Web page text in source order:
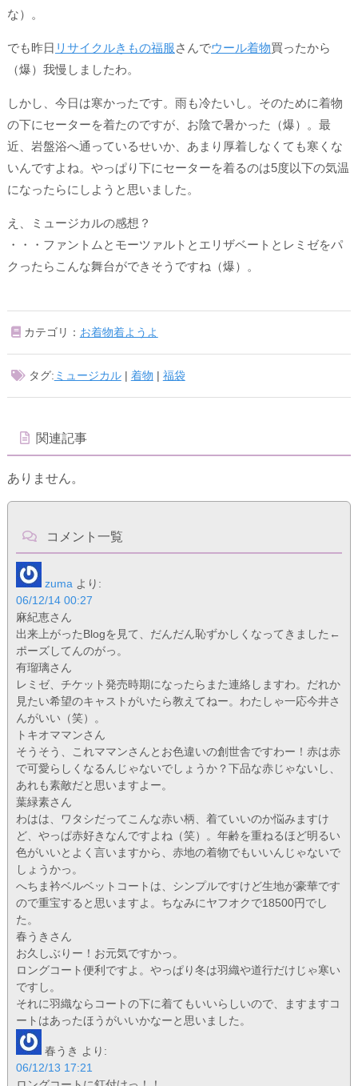
な）。
でも昨日 リサイクルきもの福服さんでウール着物買ったから
（爆）我慢しましたわ。
しかし、今日は寒かったです。雨も冷たいし。そのために着物
の下にセーターを着たのですが、お陰で暑かった（爆）
。最
近、岩盤浴へ通っているせいか、あまり厚着しなくても寒くな
いんですよね。やっぱり下にセーターを着るのは5度以下の気温
になったらにしようと思いました。
え、ミュージカルの感想？
・・・ファントムとモーツァルトとエリザベートとレミゼをパ
クったらこんな舞台ができそうですね（爆）。
カテゴリ： お着物着ようよ
タグ: ミュージカル| 着物 | 福袋
関連記事
ありません。
コメント一覧
zuma より:
06/12/14 00:27
麻紀恵さん
出来上がったBlogを見て、だんだん恥ずかしくなってきました←
ポーズしてんのがっ。
有瑠璃さん
レミゼ、チケット発売時期になったらまた連絡しますわ。だれか
見たい希望のキャストがいたら教えてねー。わたしゃ一応今井さ
んがいい（笑）。
トキオママンさん
そうそう、これママンさんとお色違いの創世舎ですわー！赤は赤
で可愛らしくなるんじゃないでしょうか？下品な赤じゃないし、
あれも素敵だと思いますよー。
葉緑素さん
わはは、ワタシだってこんな赤い柄、着ていいのか悩みますけ
ど、やっぱ赤好きなんですよね（笑）。年齢を重ねるほど明るい
色がいいとよく言いますから、赤地の着物でもいいんじゃないで
しょうかっ。
へちま衿ベルベットコートは、シンプルですけど生地が豪華です
ので重宝すると思いますよ。ちなみにヤフオクで18500円でし
た。
春うきさん
お久しぶりー！お元気ですかっ。
ロングコート便利ですよ。やっぱり冬は羽織や道行だけじゃ寒い
ですし。
それに羽織ならコートの下に着てもいいらしいので、ますますコ
ートはあったほうがいいかなーと思いました。
春うき より:
06/12/13 17:21